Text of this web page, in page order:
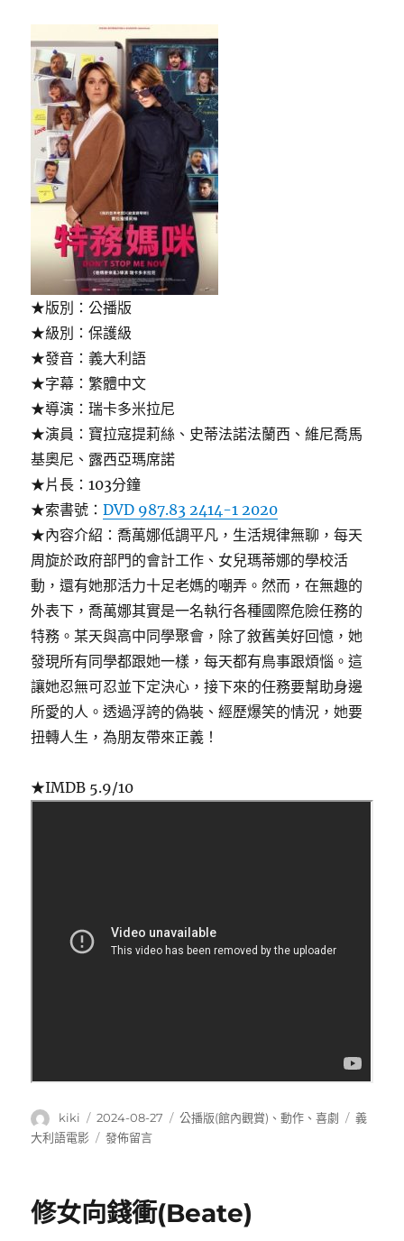
★版別：公播版
★級別：保護級
★發音：義大利語
★字幕：繁體中文
★導演：瑞卡多米拉尼
★演員：寶拉寇提莉絲、史蒂法諾法蘭西、維尼喬馬
基奧尼、露西亞瑪席諾
★片長：103分鐘
★索書號：DVD 987.83 2414-1 2020
★內容介紹：喬萬娜低調平凡，生活規律無聊，每天
周旋於政府部門的會計工作、女兒瑪蒂娜的學校活
動，還有她那活力十足老媽的嘲弄。然而，在無趣的
外表下，喬萬娜其實是一名執行各種國際危險任務的
特務。某天與高中同學聚會，除了敘舊美好回憶，她
發現所有同學都跟她一樣，每天都有鳥事跟煩惱。這
讓她忍無可忍並下定決心，接下來的任務要幫助身邊
所愛的人。透過浮誇的偽裝、經歷爆笑的情況，她要
扭轉人生，為朋友帶來正義！
★IMDB 5.9/10
作
者
kiki
發
佈
2024-08-27
分
公播版(館內觀賞) 、動作 、喜劇
標
義
大利語電影
在
咪:Don’t
發佈留言
修女向錢衝(Beate)